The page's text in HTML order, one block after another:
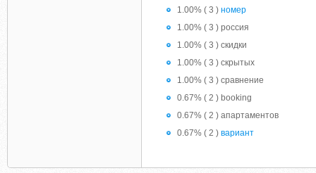
1.00% ( 3 ) номер
1.00% ( 3 ) россия
1.00% ( 3 ) скидки
1.00% ( 3 ) скрытых
1.00% ( 3 ) сравнение
0.67% ( 2 ) booking
0.67% ( 2 ) апартаментов
0.67% ( 2 ) вариант